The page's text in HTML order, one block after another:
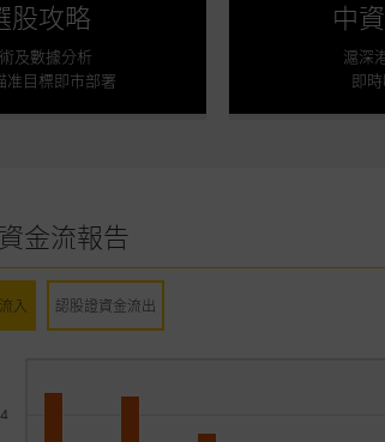
股攻略
及數據分析
准目標即市部署
中
滬深
即
金流報告
入 認股證資金流出
4